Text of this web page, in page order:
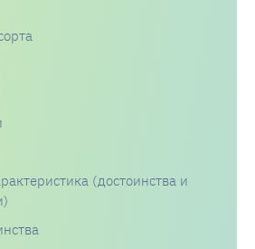
(достоинства и